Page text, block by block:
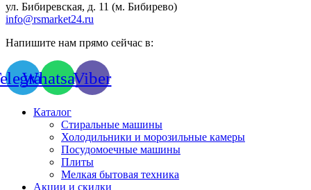
ул. Бибиревская, д. 11 (м. Бибирево)
info@rsmarket24.ru
Напишите нам прямо сейчас в:
WhatsappViber
Каталог
Стиральные машины
Холодильники и морозильные камеры
Посудомоечные машины
Плиты
Мелкая бытовая техника
Акции и скидки